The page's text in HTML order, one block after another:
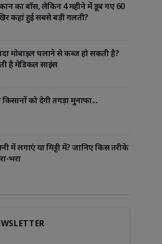
का बॉस, लेकिन 4 महीने में डूब गए 60
कहां हुई सबसे बड़ी गलती?
मोबाइल चलाने से कब्ज हो सकती है?
है मेडिकल साइंस
को देगी तगड़ा मुनाफा...
में लगाएं या मिट्टी में? जानिए किस तरीके
भरा